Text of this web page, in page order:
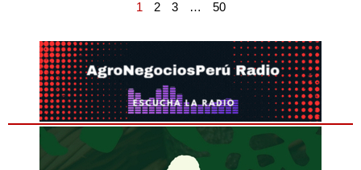
1 2 3 … 50